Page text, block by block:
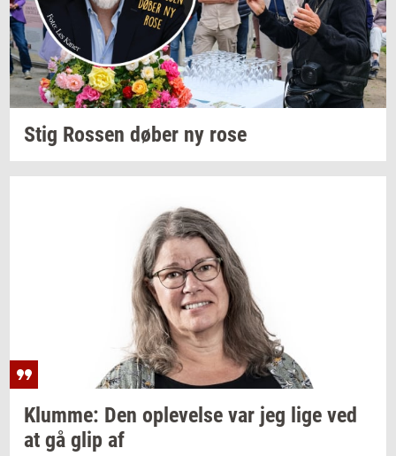
Stig Ros­sen døber ny rose
Klum­me: Den op­le­vel­se var jeg lige ved
at gå glip af